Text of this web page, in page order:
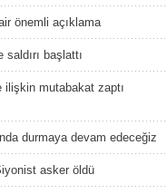
önemli açıklama
başlattı
ilişkin mutabakat zaptı
durmaya devam edeceğiz
asker öldü